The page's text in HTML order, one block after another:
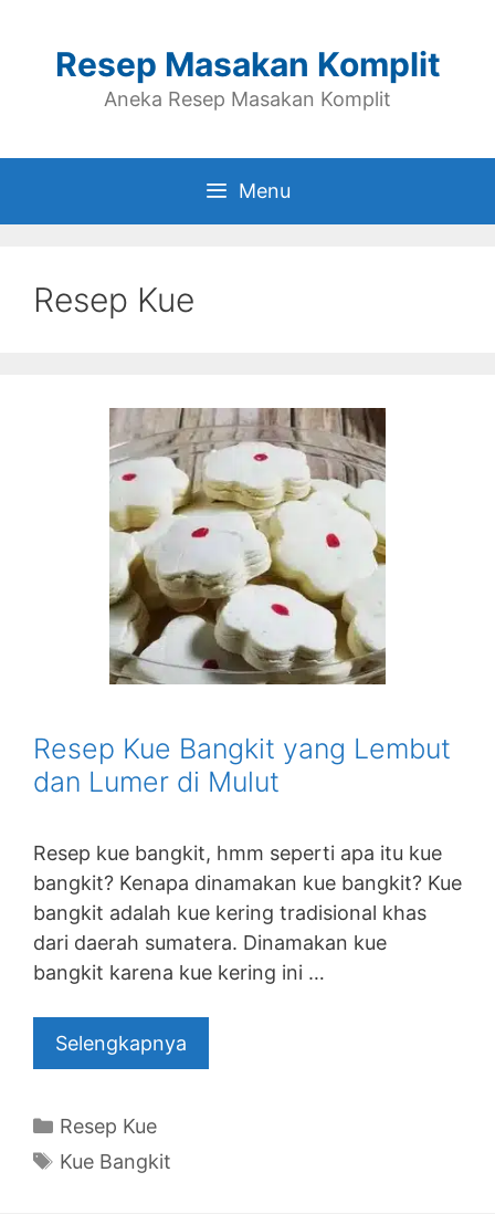
contentResep Masakan Komplit
Aneka Resep Masakan Komplit
Menu
Resep Kue
Resep Kue Bangkit yang Lembut
dan Lumer di Mulut
Resep kue bangkit, hmm seperti apa itu kue
bangkit? Kenapa dinamakan kue bangkit? Kue
bangkit adalah kue kering tradisional khas
dari daerah sumatera. Dinamakan kue
bangkit karena kue kering ini …
Selengkapnya
Categories
Resep Kue
Tags
Kue Bangkit